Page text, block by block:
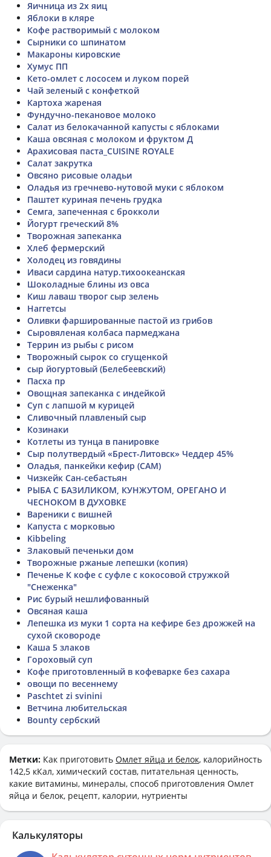
Яичница из 2х яиц
Яблоки в кляре
Кофе растворимый с молоком
Сырники со шпинатом
Макароны кировские
Хумус ПП
Кето-омлет с лососем и луком порей
Чай зеленый с конфеткой
Картоха жареная
Фундучно-пекановое молоко
Салат из белокачанной капусты с яблоками
Каша овсяная с молоком и фруктом Д
Арахисовая паста_CUISINE ROYALE
Салат закрутка
Овсяно рисовые оладьи
Оладья из гречнево-нутовой муки с яблоком
Паштет куриная печень грудка
Семга, запеченная с брокколи
Йогурт греческий 8%
Творожная запеканка
Хлеб фермерский
Холодец из говядины
Иваси сардина натур.тихоокеанская
Шоколадные блины из овса
Киш лаваш творог сыр зелень
Наггетсы
Оливки фаршированные пастой из грибов
Сыровяленая колбаса пармеджана
Террин из рыбы с рисом
Творожный сырок со сгущенкой
сыр йогуртовый (Белебеевский)
Пасха пр
Овощная запеканка с индейкой
Суп с лапшой м курицей
Сливочный плавленый сыр
Козинаки
Котлеты из тунца в панировке
Сыр полутвердый «Брест-Литовск» Чеддер 45%
Оладья, панкейки кефир (САМ)
Чизкейк Сан-себастьян
РЫБА С БАЗИЛИКОМ, КУНЖУТОМ, ОРЕГАНО И
ЧЕСНОКОМ В ДУХОВКЕ
Вареники с вишней
Капуста с морковью
Kibbeling
Злаковый печеньки дом
Творожные ржаные лепешки (копия)
Печенье К кофе с суфле с кокосовой стружкой
"Снеженка"
Рис бурый нешлифованный
Овсяная каша
Лепешка из муки 1 сорта на кефире без дрожжей на
сухой сковороде
Каша 5 злаков
Гороховый суп
Кофе приготовленный в кофеварке без сахара
овощи по весеннему
Paschtet zi svinini
Ветчина любительская
Bounty сербский
Метки: Как приготовить Омлет яйца и белок, калорийность
142,5 кКал, химический состав, питательная ценность,
какие витамины, минералы, способ приготовления Омлет
яйца и белок, рецепт, калории, нутриенты
Калькуляторы